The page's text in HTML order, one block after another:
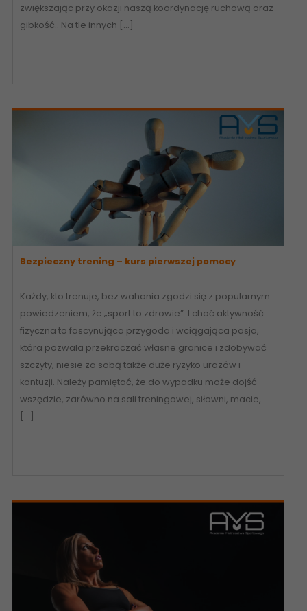
zwiększając przy okazji naszą koordynację ruchową oraz
gibkość.. Na tle innych […]
Bezpieczny trening – kurs pierwszej pomocy
Każdy, kto trenuje, bez wahania zgodzi się z popularnym
powiedzeniem, że „sport to zdrowie”. I choć aktywność
fizyczna to fascynująca przygoda i wciągająca pasja,
która pozwala przekraczać własne granice i zdobywać
szczyty, niesie za sobą także duże ryzyko urazów i
kontuzji. Należy pamiętać, że do wypadku może dojść
wszędzie, zarówno na sali treningowej, siłowni, macie,
[…]